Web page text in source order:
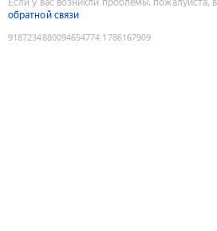
обратной связи
9187234880094654774:1786167909